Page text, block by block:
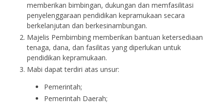
memberikan bimbingan, dukungan dan memfasilitasi
penyelenggaraan pendidikan kepramukaan secara
berkelanjutan dan berkesinambungan.
Majelis Pembimbing memberikan bantuan ketersediaan
tenaga, dana, dan fasilitas yang diperlukan untuk
pendidikan kepramukaan.
Mabi dapat terdiri atas unsur:
Pemerintah;
Pemerintah Daerah;